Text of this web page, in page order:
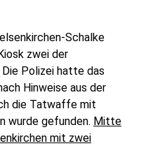
Schalke
zwei der
Polizei hatte das
Hinweise aus der
die Tatwaffe mit
wurde gefunden. Mitte
mit zwei